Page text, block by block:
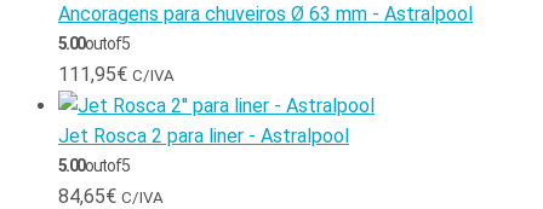
Ancoragens para chuveiros Ø 63 mm - Astralpool
5.00out of 5
111,95€ C/IVA
Jet Rosca 2 para liner - Astralpool
5.00out of 5
84,65€ C/IVA